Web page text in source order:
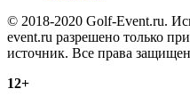
© 2018-2020 Golf-Event.ru.
event.ru разрешено только
источник. Все права
12+